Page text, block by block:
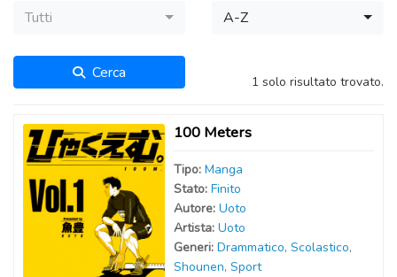
Tutti A-Z
Cerca 1 solo risultato trovato.
100 Meters
Tipo: Manga
Stato: Finito
Autore: Uoto
Artista: Uoto
Generi: Drammatico, Scolastico,
Shounen, Sport